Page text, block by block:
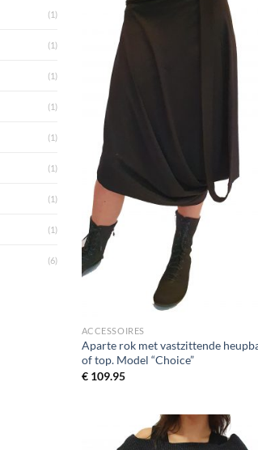
(1)
(1)
(1)
(1)
(1)
(1)
(1)
(1)
(6)
ACCESSOIRES
Aparte rok met vastzittende
of top. Model “Choice”
€109.95